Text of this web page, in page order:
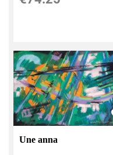
Une anna